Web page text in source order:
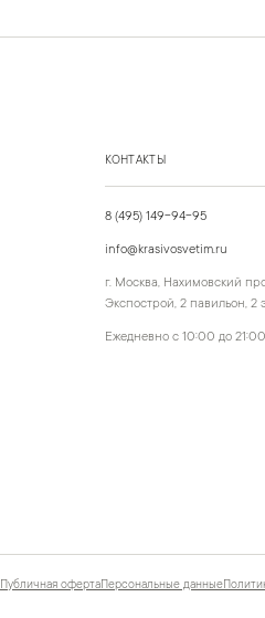
КОНТАКТЫ
8 (495) 149-94-95
info@krasivosvetim.ru
г. Москва, Нахимовский
Экспострой, 2 павильон, 2
Ежедневно с 10:00 до
Публичная офертаПерсональные данные